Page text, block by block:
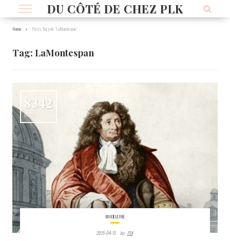
DU CÔTÉ DE CHEZ PLK
Home Posts Tagged "LaMontespan"
Tag: LaMontespan
8342
VIEWS
MADELEINE
2015-04-15 By: PLK